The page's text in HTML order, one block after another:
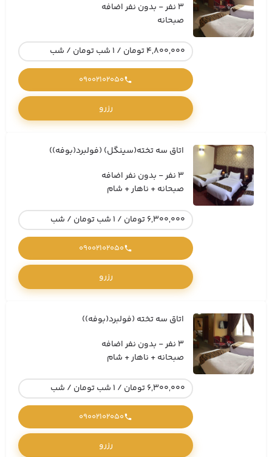
3 نفر - بدون نفر اضافه
صبحانه
4,800,000 تومان / 1 شب تومان / شب
09002102050
رزرو
اتاق سه تخته(سینگل) (فولبرد(بوفه))
3 نفر - بدون نفر اضافه
صبحانه + ناهار + شام
6,300,000 تومان / 1 شب تومان / شب
09002102050
رزرو
اتاق سه تخته (فولبرد(بوفه))
3 نفر - بدون نفر اضافه
صبحانه + ناهار + شام
6,300,000 تومان / 1 شب تومان / شب
09002102050
رزرو